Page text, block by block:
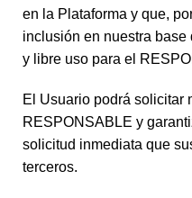
en la Plataforma y que,
inclusión en nuestra base
y libre uso para el
El Usuario podrá solicitar
RESPONSABLE y
solicitud inmediata que
terceros.